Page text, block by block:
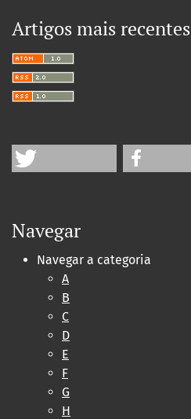
Artigos mais recentes
Navegar
Navegar a categoria
A
B
C
D
E
F
G
H